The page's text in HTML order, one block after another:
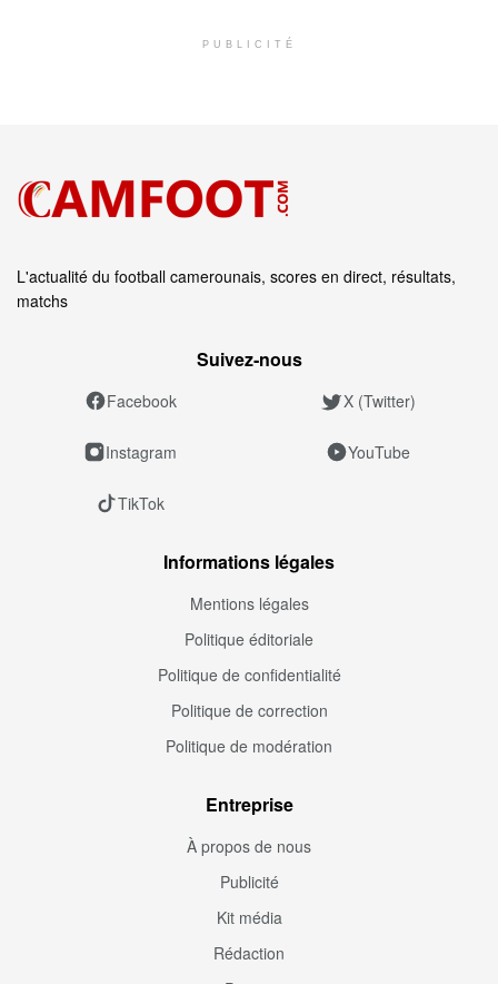
PUBLICITÉ
L'actualité du football camerounais, scores en direct, résultats,
matchs
Suivez‑nous
Facebook X (Twitter)
Instagram YouTube
TikTok
Informations légales
Mentions légales
Politique éditoriale
Politique de confidentialité
Politique de correction
Politique de modération
Entreprise
À propos de nous
Publicité
Kit média
Rédaction